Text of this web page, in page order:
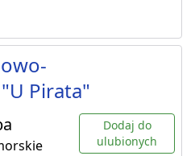
Pirata"
Dodaj do
ulubionych